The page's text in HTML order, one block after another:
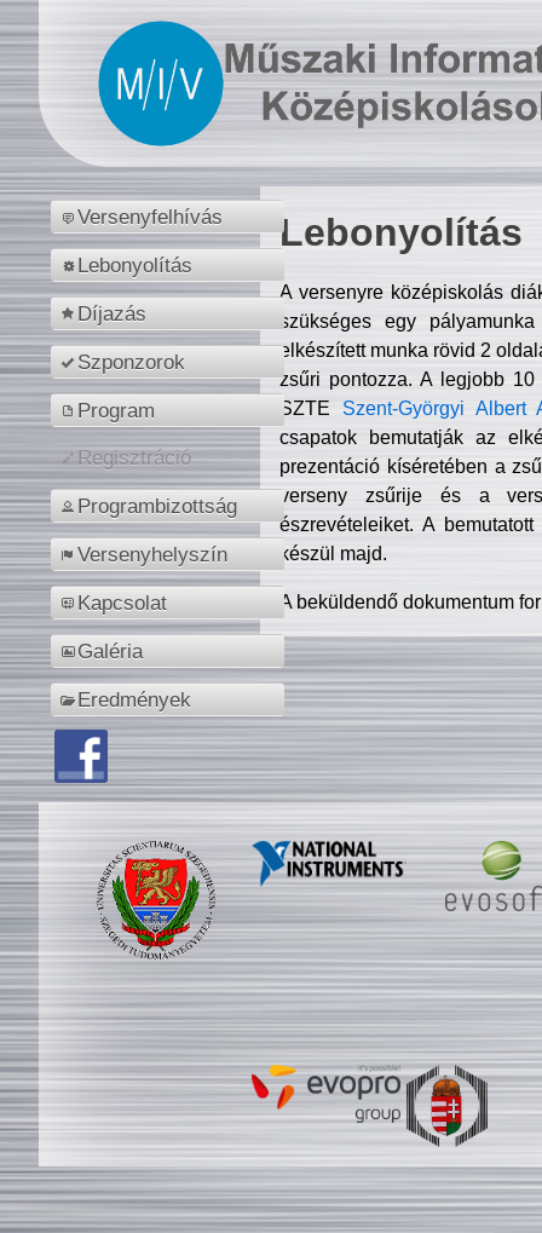
Versenyfelhívás
Lebonyolítás
Díjazás
Szponzorok
Program
Regisztráció
Programbizottság
Versenyhelyszín
Kapcsolat
Galéria
Eredmények
Lebonyolítás
A versenyre középiskolás
szükséges egy
elkészített munka rövid 2
zsűri pontozza. A legjobb
SZTE Szent-Györgyi Albert
csapatok bemutatják az
prezentáció kíséretében a
verseny zsűrije és a
észrevételeiket. A
készül majd.
A beküldendő dokumentum